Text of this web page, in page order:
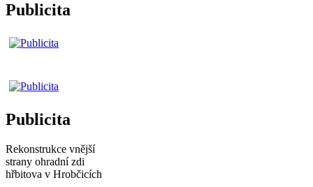
Publicita
Publicita
Rekonstrukce vnější
strany ohradní zdi
hřbitova v Hrobčicích